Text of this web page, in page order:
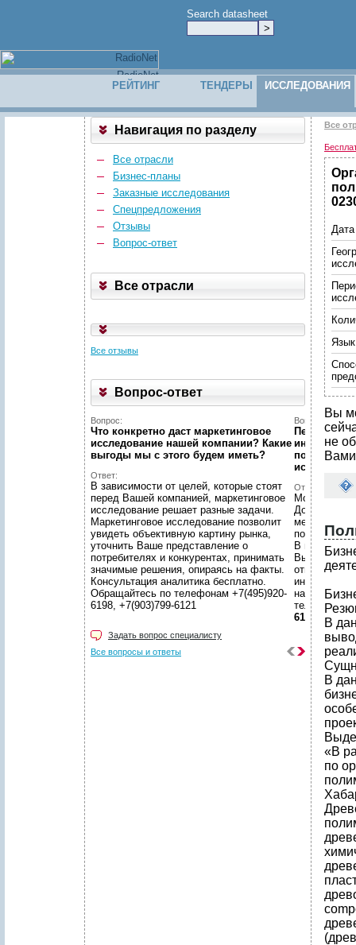
Search datasheet
РЕЙТИНГ ТЕНДЕРЫ ИССЛЕДОВАНИЯ
Навигация по разделу
Все отрасли
Бизнес-планы
Заказные исследования
Спецпредложения
Отзывы
Вопрос-ответ
Все отрасли
Все отзывы
Вопрос-ответ
Вопрос:
Что конкретно даст маркетинговое
исследование нашей компании? Какие
выгоды мы c этого будем иметь?
Ответ:
В зависимости от целей, которые стоят
перед Вашей компанией, маркетинговое
исследование решает разные задачи.
Маркетинговое исследование позволит
увидеть объективную картину рынка,
уточнить Ваше представление о
потребителях и конкурентах, принимать
значимые решения, опираясь на факты.
Консультация аналитика бесплатно.
Обращайтесь по телефонам +7(495)920-
6198, +7(903)799-6121
Вопрос:
Первый раз
интернет...
Ответ:
Можно! Мы
менеджером
подготовят
В нашем
Вы сможете
находится
телефонам
6121
Задать вопрос специалисту
Все вопросы и ответы
Все
Вы
не
В
В
«В
по